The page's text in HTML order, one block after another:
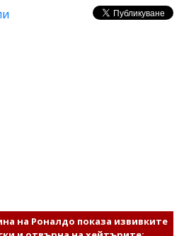
на Роналдо показа извивките